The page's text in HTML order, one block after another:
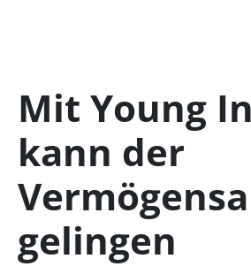
Mit Young
kann der
gelingen